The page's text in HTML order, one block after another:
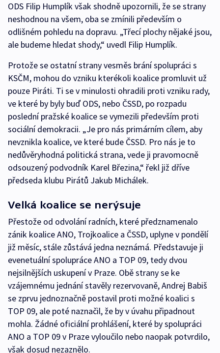
ODS Filip Humplík však shodně upozornili, že se strany
neshodnou na všem, oba se zmínili především o
odlišném pohledu na dopravu. „Třecí plochy nějaké jsou,
ale budeme hledat shody,“ uvedl Filip Humplík.
Protože se ostatní strany vesměs brání spolupráci s
KSČM, mohou do vzniku kterékoli koalice promluvit už
pouze Piráti. Ti se v minulosti ohradili proti vzniku rady,
ve které by byly buď ODS, nebo ČSSD, po rozpadu
poslední pražské koalice se vymezili především proti
sociální demokracii. „Je pro nás primárním cílem, aby
nevznikla koalice, ve které bude ČSSD. Pro nás je to
nedůvěryhodná politická strana, vede ji pravomocně
odsouzený podvodník Karel Březina,“ řekl již dříve
předseda klubu Pirátů Jakub Michálek.
Velká koalice se nerýsuje
Přestože od odvolání radních, které předznamenalo
zánik koalice ANO, Trojkoalice a ČSSD, uplyne v pondělí
již měsíc, stále zůstává jedna neznámá. Představuje ji
evenetuální spolupráce ANO a TOP 09, tedy dvou
nejsilnějších uskupení v Praze. Obě strany se ke
vzájemnému jednání stavěly rezervovaně, Andrej Babiš
se zprvu jednoznačně postavil proti možné koalici s
TOP 09, ale poté naznačil, že by v úvahu připadnout
mohla. Žádné oficiální prohlášení, které by spolupráci
ANO a TOP 09 v Praze vyloučilo nebo naopak potvrdilo,
však dosud nezaznělo.